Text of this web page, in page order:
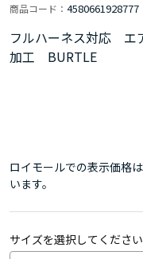
商品コード 4580661928777
フルハーネス対応 エ
加工 BURTLE
ロイモールでの表示価格
います。
サイズを選択してください